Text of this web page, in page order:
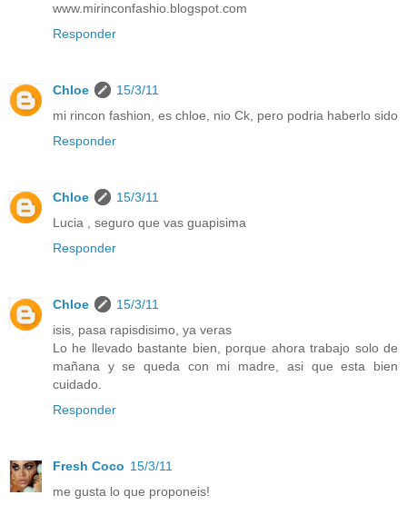
www.mirinconfashio.blogspot.com
Responder
Chloe
15/3/11
mi rincon fashion, es chloe, nio Ck, pero podria haberlo sido
Responder
Chloe
15/3/11
Lucia , seguro que vas guapisima
Responder
Chloe
15/3/11
isis, pasa rapisdisimo, ya veras
Lo he llevado bastante bien, porque ahora trabajo solo de
mañana y se queda con mi madre, asi que esta bien
cuidado.
Responder
Fresh Coco 15/3/11
me gusta lo que proponeis!